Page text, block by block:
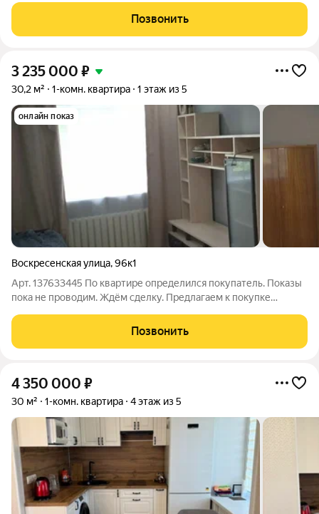
качественный, современный ремонт: насыпные полы, новая
электрика, стены выровнены,
Позвонить
3 235 000 ₽
30,2 м² 1-комн. квартира 1 этаж из 5
онлайн показ
Воскресенская улица,96к1
Арт. 137633445 По квартире определился покупатель. Показы
пока не проводим. Ждём сделку. Предлагаем к покупке
447 С-7. Квартира расположена на первом этаже, без балкона с
косметическим ремонтом.
Позвонить
4 350 000 ₽
30 м² 1-комн. квартира 4 этаж из 5